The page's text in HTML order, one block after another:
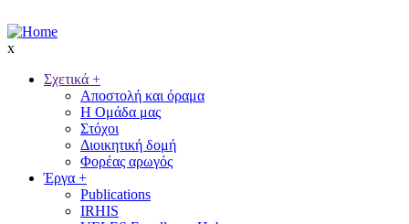
to
main
x
navigation
Σχετικά +
Αποστολή και όραμα
Η Ομάδα μας
Στόχοι
Διοικητική δομή
Φορέας αρωγός
Έργα +
Publications
IRHIS